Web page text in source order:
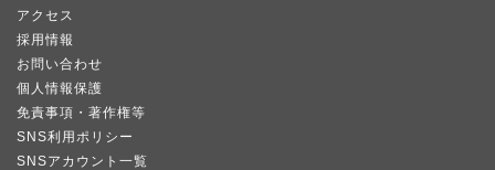
アクセス
採用情報
お問い合わせ
個人情報保護
免責事項・著作権等
SNS利用ポリシー
SNSアカウント一覧